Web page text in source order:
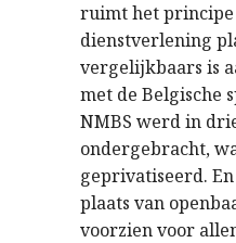
ruimt het principe
dienstverlening
vergelijkbaars is
met de Belgische
NMBS werd in
ondergebracht,
geprivatiseerd.
plaats van
voorzien voor